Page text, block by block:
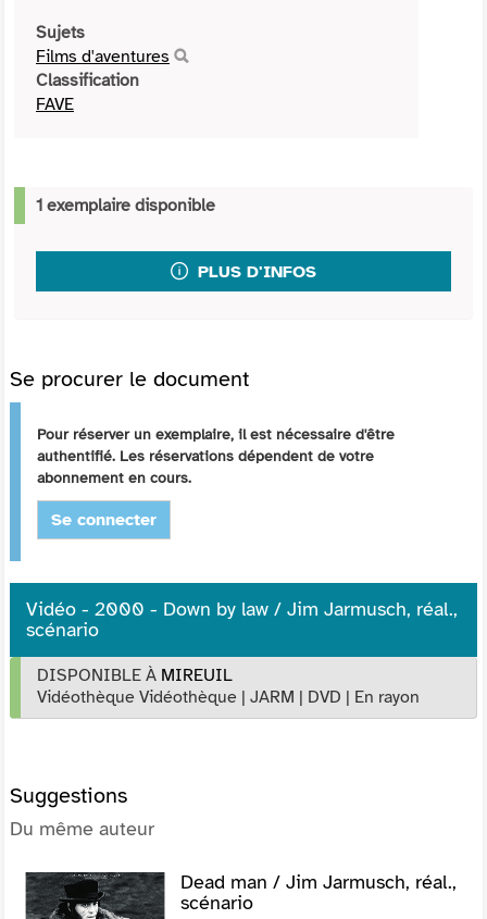
Sujets
Films d'aventures
Classification
FAVE
1 exemplaire disponible
PLUS D'INFOS
Se procurer le document
Pour réserver un exemplaire, il est nécessaire d'être
authentifié. Les réservations dépendent de votre
abonnement en cours.
Se connecter
Vidéo - 2000 - Down by law / Jim Jarmusch, réal.,
scénario
DISPONIBLE À MIREUIL
Vidéothèque Vidéothèque | JARM | DVD | En rayon
Suggestions
Du même auteur
Dead man / Jim Jarmusch, réal.,
scénario